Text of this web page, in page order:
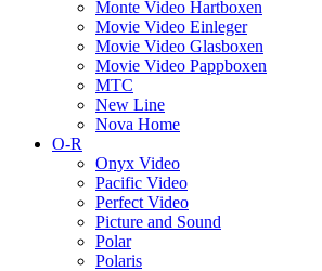
Monte Video Hartboxen
Movie Video Einleger
Movie Video Glasboxen
Movie Video Pappboxen
MTC
New Line
Nova Home
O-R
Onyx Video
Pacific Video
Perfect Video
Picture and Sound
Polar
Polaris